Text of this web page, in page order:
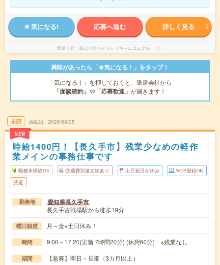
気になる! 応募へ進む 詳しく見る
派遣会社 株式会社バイトレ（キャムコムグループ）
興味があったら「★気になる！」をタップ！
「気になる！」を押しておくと、派遣会社から
「面談確約」 や 「応募歓迎」 が届きます！
未読
NEW
掲載日 2026/08/05
時給1400円！【長久手市】残業少なめの軽作
業メインの事務仕事です
職種未経験OK 交通費別途支給あり 土日祝日が休み WEB登録OK
派遣
勤務地 愛知県長久手市
長久手古戦場駅から徒歩19分
曜日頻度 月～金※土日休み！
時間 9:00～17:20(実働:7時間20分) (休憩60分) ※残業なし
期間 【急募】即日～長期（3カ月以上）